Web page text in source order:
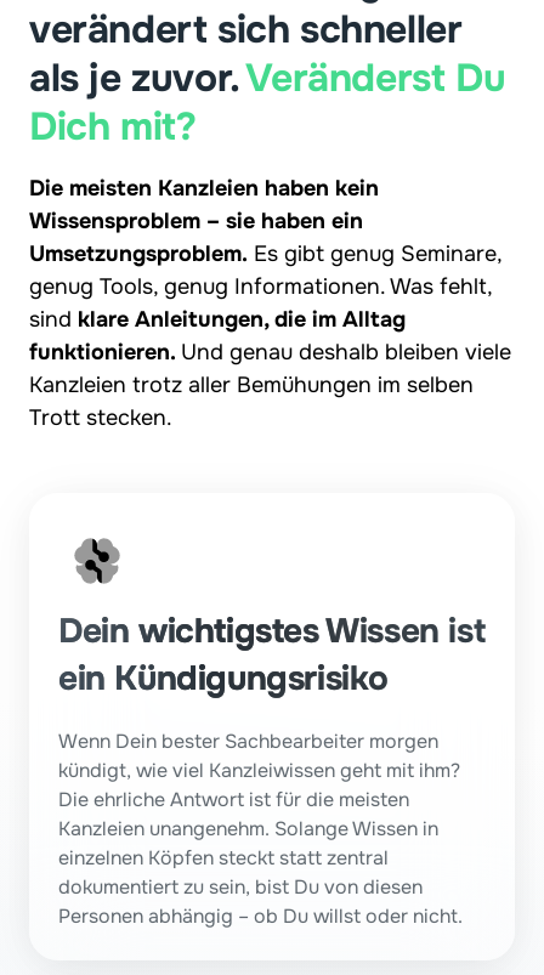
verändert sich schneller
als je zuvor. Veränderst
Dich mit?
Die meisten Kanzleien haben kein
Wissensproblem – sie haben ein
Umsetzungsproblem. Es gibt genug Seminare,
genug Tools, genug Informationen. Was fehlt,
sind klare Anleitungen, die im Alltag
funktionieren. Und genau deshalb bleiben viele
Kanzleien trotz aller Bemühungen im selben
Trott stecken.
Dein wichtigstes Wissen ist
ein Kündigungsrisiko
Wenn Dein bester Sachbearbeiter morgen
kündigt, wie viel Kanzleiwissen geht mit ihm?
Die ehrliche Antwort ist für die meisten
Kanzleien unangenehm. Solange Wissen in
einzelnen Köpfen steckt statt zentral
dokumentiert zu sein, bist Du von diesen
Personen abhängig – ob Du willst oder nicht.